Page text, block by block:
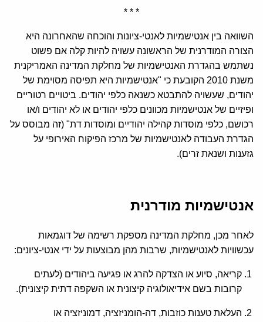
* * *
השוואה בין אנטישמיות לאנטי-ציונות והוכחה שהאחרונה היא
הצורה המודרנית של הראשונה עשויה להיות קלה אם פשוט
נשתמש בהגדרת האנטישמיות של מחלקת המדינה האמריקנית
משנת 2010 הקובעת כי "אנטישמיות היא תפיסה מסוימת של
יהודים, שעשויה להתבטא כשנאה כלפי יהודים. ביטויים רטוריים
ופיזיים של אנטישמיות מכוונים כלפי יהודים או לא יהודים ו/או
רכושם, כלפי מוסדות קהילה יהודיים ומוסדות דת" (זה מבוסס על
הגדרת העבודה לאנטישמיות של מרכז הפיקוח האירופי על
גזענות ושנאת זרים).
אנטישמיות מודרנית
לאחר מכן, מחלקת המדינה מספקת רשימה של דוגמאות
עכשוויות לאנטישמיות, שרבות מהן מבוצעות על ידי אנטי-ציונים:
קריאה, סיוע או הצדקה להרג או פגיעה ביהודים (לעתים
קרובות בשם אידיאולוגיה קיצונית או השקפה דתית קיצונית).
העלאת טענות כוזבות, דה-הומניזציה, דמוניזציה או